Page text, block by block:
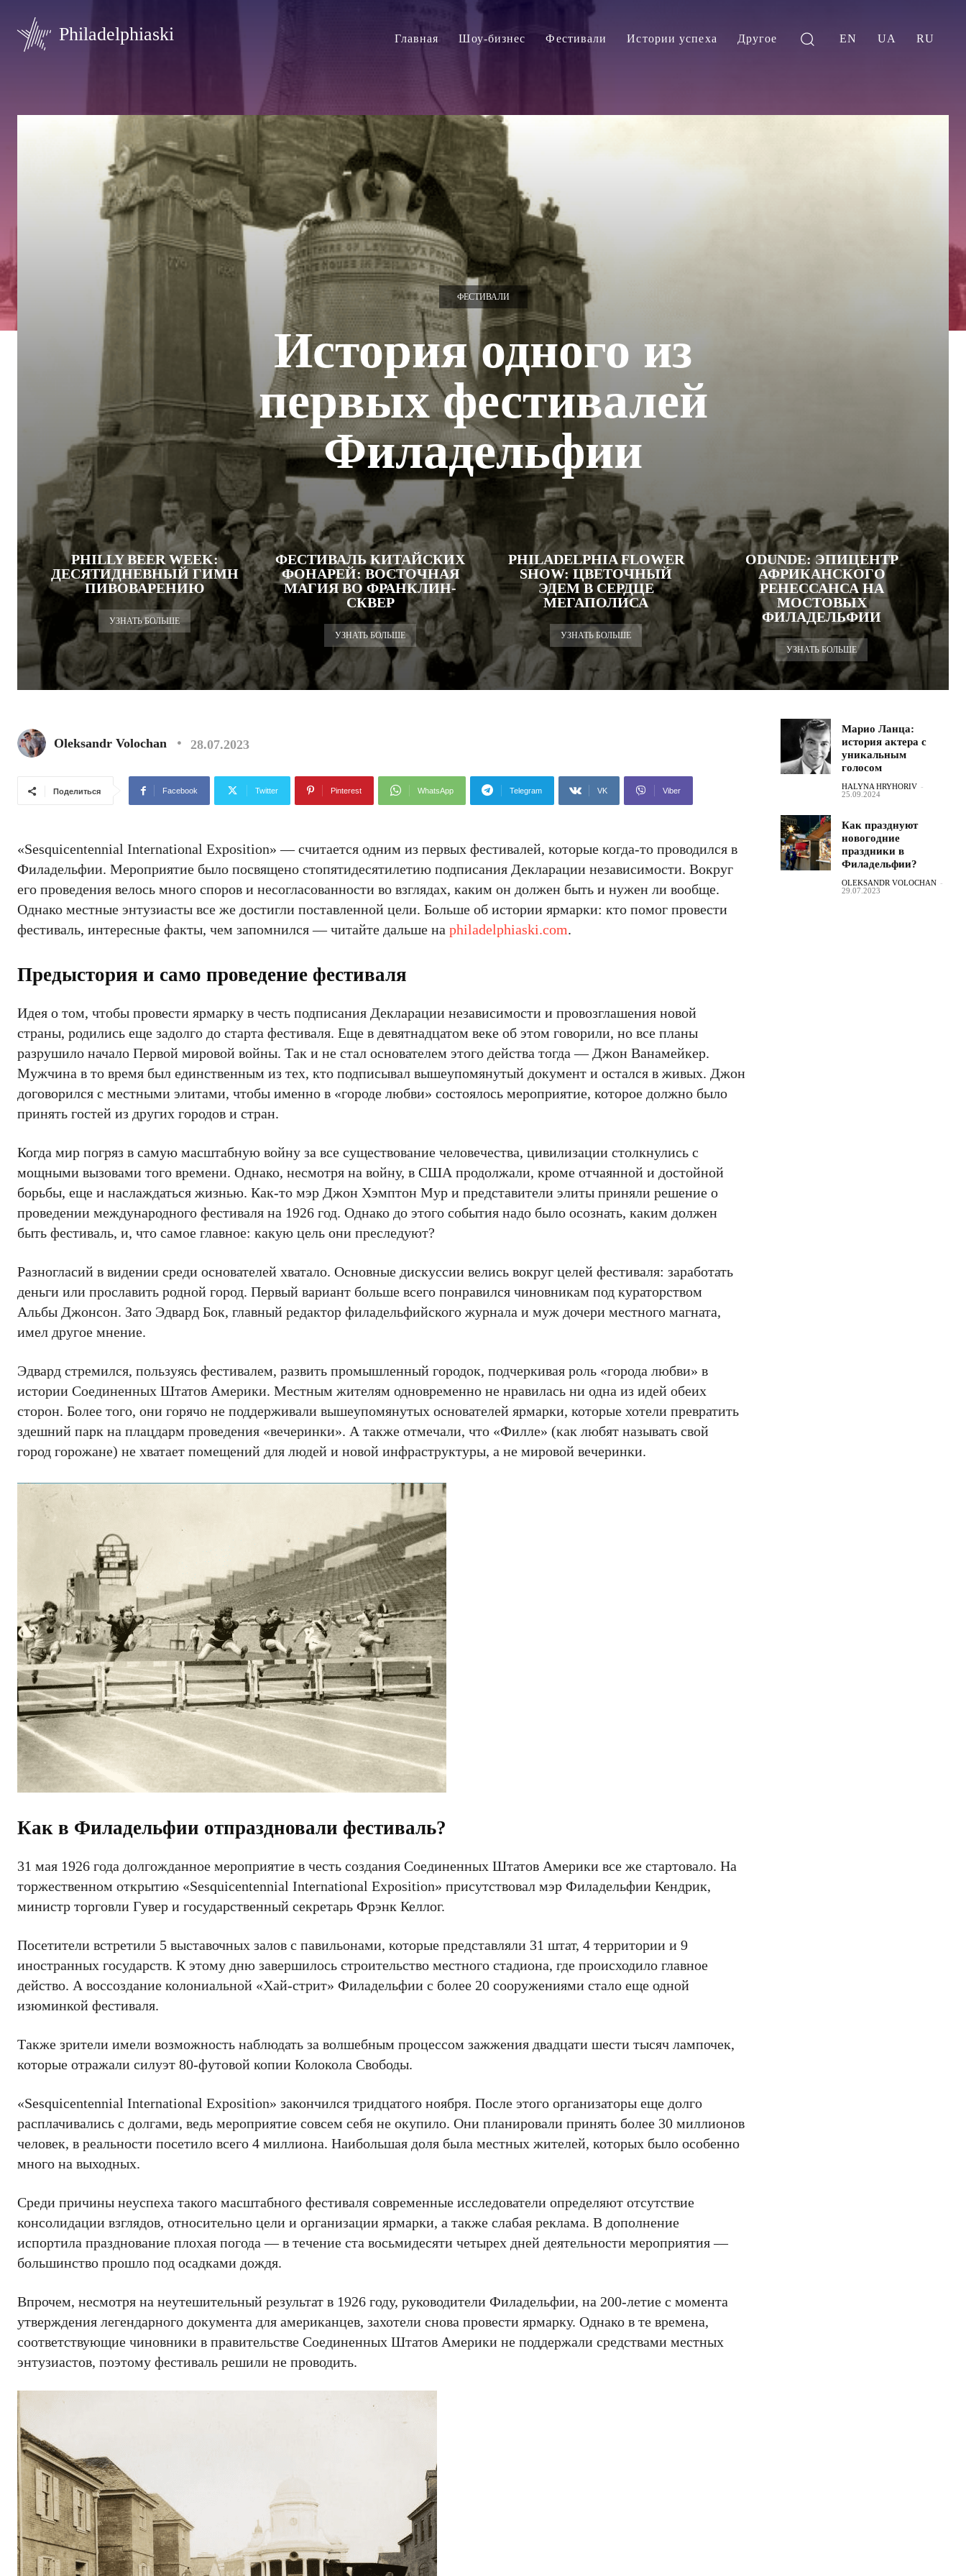
Philadelphiaski Главная Шоу-бизнес Фестивали Истории успеха Другое EN UA RU
ФЕСТИВАЛИ
История одного из
первых фестивалей
Филадельфии
PHILLY BEER WEEK:
ДЕСЯТИДНЕВНЫЙ ГИМН
ПИВОВАРЕНИЮ
УЗНАТЬ БОЛЬШЕ
ФЕСТИВАЛЬ КИТАЙСКИХ
ФОНАРЕЙ: ВОСТОЧНАЯ
МАГИЯ ВО ФРАНКЛИН-
СКВЕР
УЗНАТЬ БОЛЬШЕ
PHILADELPHIA FLOWER
SHOW: ЦВЕТОЧНЫЙ
ЭДЕМ В СЕРДЦЕ
МЕГАПОЛИСА
УЗНАТЬ БОЛЬШЕ
ODUNDE: ЭПИЦЕНТР
АФРИКАНСКОГО
РЕНЕССАНСА НА
МОСТОВЫХ
ФИЛАДЕЛЬФИИ
УЗНАТЬ БОЛЬШЕ
Oleksandr Volochan 28.07.2023
Поделиться Facebook Twitter Pinterest WhatsApp Telegram VK Viber
«Sesquicentennial International Exposition» — считается одним из первых фестивалей, которые когда-то проводился в
Филадельфии. Мероприятие было посвящено стопятидесятилетию подписания Декларации независимости. Вокруг
его проведения велось много споров и несогласованности во взглядах, каким он должен быть и нужен ли вообще.
Однако местные энтузиасты все же достигли поставленной цели. Больше об истории ярмарки: кто помог провести
фестиваль, интересные факты, чем запомнился — читайте дальше на philadelphiaski.com.
Предыстория и само проведение фестиваля
Идея о том, чтобы провести ярмарку в честь подписания Декларации независимости и провозглашения новой
страны, родились еще задолго до старта фестиваля. Еще в девятнадцатом веке об этом говорили, но все планы
разрушило начало Первой мировой войны. Так и не стал основателем этого действа тогда — Джон Ванамейкер.
Мужчина в то время был единственным из тех, кто подписывал вышеупомянутый документ и остался в живых. Джон
договорился с местными элитами, чтобы именно в «городе любви» состоялось мероприятие, которое должно было
принять гостей из других городов и стран.
Когда мир погряз в самую масштабную войну за все существование человечества, цивилизации столкнулись с
мощными вызовами того времени. Однако, несмотря на войну, в США продолжали, кроме отчаянной и достойной
борьбы, еще и наслаждаться жизнью. Как-то мэр Джон Хэмптон Мур и представители элиты приняли решение о
проведении международного фестиваля на 1926 год. Однако до этого события надо было осознать, каким должен
быть фестиваль, и, что самое главное: какую цель они преследуют?
Разногласий в видении среди основателей хватало. Основные дискуссии велись вокруг целей фестиваля: заработать
деньги или прославить родной город. Первый вариант больше всего понравился чиновникам под кураторством
Альбы Джонсон. Зато Эдвард Бок, главный редактор филадельфийского журнала и муж дочери местного магната,
имел другое мнение.
Эдвард стремился, пользуясь фестивалем, развить промышленный городок, подчеркивая роль «города любви» в
истории Соединенных Штатов Америки. Местным жителям одновременно не нравилась ни одна из идей обеих
сторон. Более того, они горячо не поддерживали вышеупомянутых основателей ярмарки, которые хотели превратить
здешний парк на плацдарм проведения «вечеринки». А также отмечали, что «Филле» (как любят называть свой
город горожане) не хватает помещений для людей и новой инфраструктуры, а не мировой вечеринки.
Как в Филадельфии отпраздновали фестиваль?
31 мая 1926 года долгожданное мероприятие в честь создания Соединенных Штатов Америки все же стартовало. На
торжественном открытию «Sesquicentennial International Exposition» присутствовал мэр Филадельфии Кендрик,
министр торговли Гувер и государственный секретарь Фрэнк Келлог.
Посетители встретили 5 выставочных залов с павильонами, которые представляли 31 штат, 4 территории и 9
иностранных государств. К этому дню завершилось строительство местного стадиона, где происходило главное
действо. А воссоздание колониальной «Хай-стрит» Филадельфии с более 20 сооружениями стало еще одной
изюминкой фестиваля.
Также зрители имели возможность наблюдать за волшебным процессом зажжения двадцати шести тысяч лампочек,
которые отражали силуэт 80-футовой копии Колокола Свободы.
«Sesquicentennial International Exposition» закончился тридцатого ноября. После этого организаторы еще долго
расплачивались с долгами, ведь мероприятие совсем себя не окупило. Они планировали принять более 30 миллионов
человек, в реальности посетило всего 4 миллиона. Наибольшая доля была местных жителей, которых было особенно
много на выходных.
Среди причины неуспеха такого масштабного фестиваля современные исследователи определяют отсутствие
консолидации взглядов, относительно цели и организации ярмарки, а также слабая реклама. В дополнение
испортила празднование плохая погода — в течение ста восьмидесяти четырех дней деятельности мероприятия —
большинство прошло под осадками дождя.
Впрочем, несмотря на неутешительный результат в 1926 году, руководители Филадельфии, на 200-летие с момента
утверждения легендарного документа для американцев, захотели снова провести ярмарку. Однако в те времена,
соответствующие чиновники в правительстве Соединенных Штатов Америки не поддержали средствами местных
энтузиастов, поэтому фестиваль решили не проводить.
Марио Ланца:
история актера с
уникальным
голосом
HALYNA HRYHORIV -
25.09.2024
Как празднуют
новогодние
праздники в
Филадельфии?
OLEKSANDR VOLOCHAN -
29.07.2023